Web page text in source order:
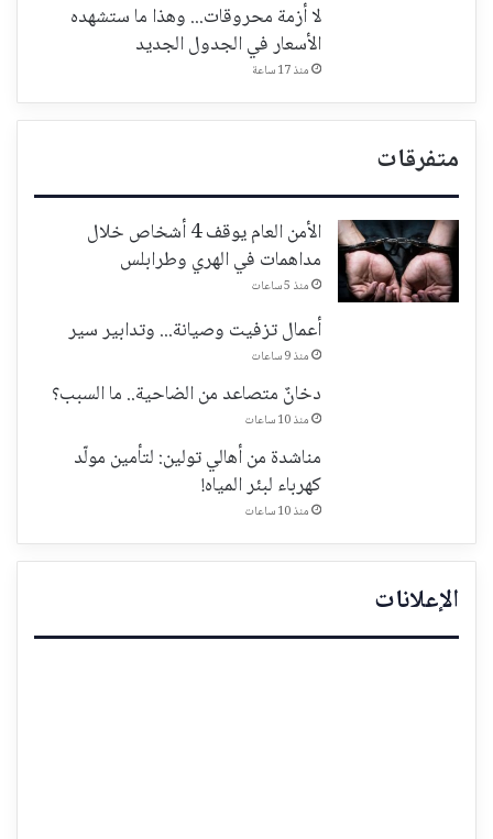
لا أزمة محروقات... وهذا ما ستشهده
الأسعار في الجدول الجديد
منذ 17 ساعة
متفرقات
الأمن العام يوقف 4 أشخاص خلال
مداهمات في الهري وطرابلس
منذ 5 ساعات
أعمال تزفيت وصيانة... وتدابير سير
منذ 9 ساعات
دخانٌ متصاعد من الضاحية.. ما السبب؟
منذ 10 ساعات
مناشدة من أهالي تولين: لتأمين مولّد
كهرباء لبئر المياه!
منذ 10 ساعات
الإعلانات